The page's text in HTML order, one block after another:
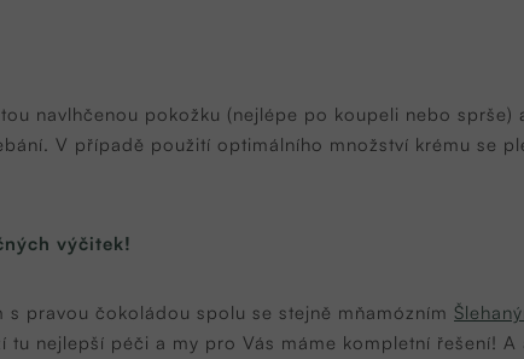
navlhčenou pokožku (nejlépe po koupeli nebo sprše)
V případě použití optimálního množství krému se
výčitek!
s pravou čokoládou spolu se stejně mňamózním
tu nejlepší péči a my pro Vás máme kompletní řešení!